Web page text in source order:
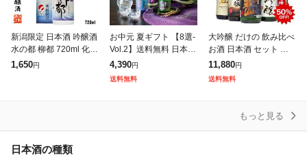
新潟限定 日本酒 吟醸酒
水の都 柳都 720ml 化粧
箱入 新潟 高野酒造 ギ
1,650円
お中元 夏ギフト 【8選-
Vol.2】送料無料 日本酒
ギフト 純米大吟醸 八海
山入り 旨飲み8選 飲み
4,390円
送料無料
大吟醸 だけの 飲み比べ
お酒 日本酒 セット 大
吟醸 1800ml 5本セット
50%OFF 第11弾 酒 地
11,880円
送料無料
もっと見る
日本酒の種類